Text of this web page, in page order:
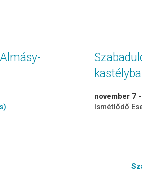
november 7
Ismétlődő